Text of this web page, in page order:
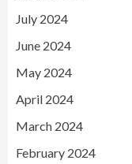
July 2024
June 2024
May 2024
April 2024
March 2024
February 2024